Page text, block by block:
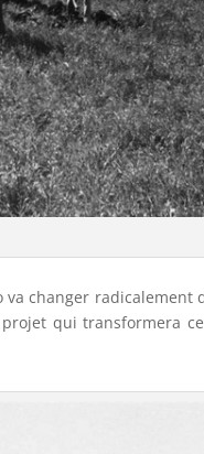
va changer radicalement
qui transformera